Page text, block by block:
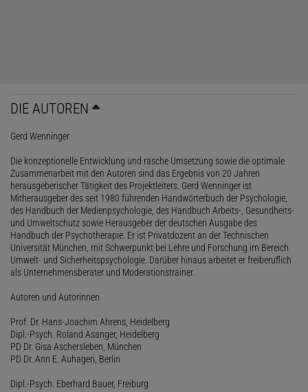
DIE AUTOREN
Gerd Wenninger
Die konzeptionelle Entwicklung und rasche Umsetzung sowie die optimale
Zusammenarbeit mit den Autoren sind das Ergebnis von 20 Jahren
herausgeberischer Tätigkeit des Projektleiters. Gerd Wenninger ist
Mitherausgeber des seit 1980 führenden Handwörterbuch der Psychologie,
des Handbuch der Medienpsychologie, des Handbuch Arbeits-, Gesundheits-
und Umweltschutz sowie Herausgeber der deutschen Ausgabe des
Handbuch der Psychotherapie. Er ist Privatdozent an der Technischen
Universität München, mit Schwerpunkt bei Lehre und Forschung im Bereich
Umwelt- und Sicherheitspsychologie. Darüber hinaus arbeitet er freiberuflich
als Unternehmensberater und Moderationstrainer.
Autoren und Autorinnen
Prof. Dr. Hans-Joachim Ahrens, Heidelberg
Dipl.-Psych. Roland Asanger, Heidelberg
PD Dr. Gisa Aschersleben, München
PD Dr. Ann E. Auhagen, Berlin
Dipl.-Psych. Eberhard Bauer, Freiburg